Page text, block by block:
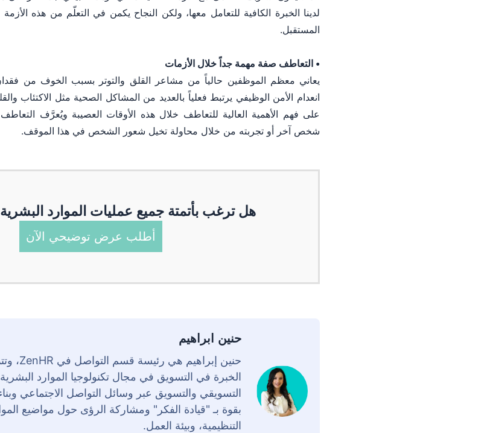
لدينا الخبرة الكافية للتعامل معها، ولكن النجاح يكمن في التعلّم من هذه
المستقبل.
• التعاطف صفة مهمة جداً خلال الأزمات
يعاني معظم الموظفين حالياً من مشاعر القلق والتوتر بسبب الخوف من
انعدام الأمن الوظيفي يرتبط فعلياً بالعديد من المشاكل الصحية مثل الاكتئاب
على فهم الأهمية العالية للتعاطف خلال هذه الأوقات العصيبة ويُعرَّف
شخص آخر أو تجربته من خلال محاولة تخيل شعور الشخص في هذا الموقف.
هل ترغب بأتمتة جميع عمليات الموارد
أطلب عرض توضيحي الآن
حنين ابراهيم
الخبرة في التسويق في مجال تكنولوجيا الموارد
التسويقي والتسويق عبر وسائل التواصل الاجتماعي
بقوة بـ "قيادة الفكر" ومشاركة الرؤى حول مواضيع
التنظيمية، وبيئة العمل.